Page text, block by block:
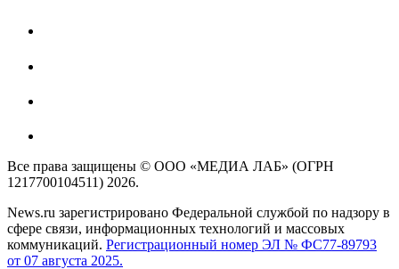
Все права защищены © ООО «МЕДИА ЛАБ» (ОГРН
1217700104511) 2026.
News.ru зарегистрировано Федеральной службой по надзору в
сфере связи, информационных технологий и массовых
коммуникаций. Регистрационный номер ЭЛ № ФС77-89793
от 07 августа 2025.